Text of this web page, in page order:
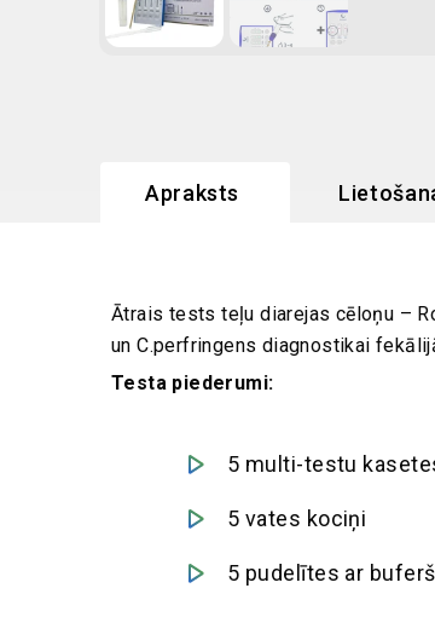
Apraksts
Ātrais tests teļu diarejas cēloņu –
un C.perfringens diagnostikai
Testa piederumi:
5 multi-testu
5 vates kociņi
5 pudelītes ar